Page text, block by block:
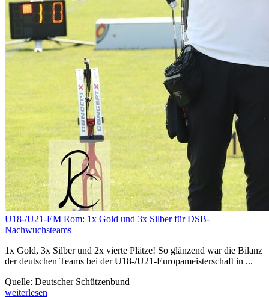
U18-/U21-EM Rom: 1x Gold und 3x Silber für DSB-
Nachwuchsteams
1x Gold, 3x Silber und 2x vierte Plätze! So glänzend war die Bilanz
der deutschen Teams bei der U18-/U21-Europameisterschaft in ...
Quelle: Deutscher Schützenbund
weiterlesen